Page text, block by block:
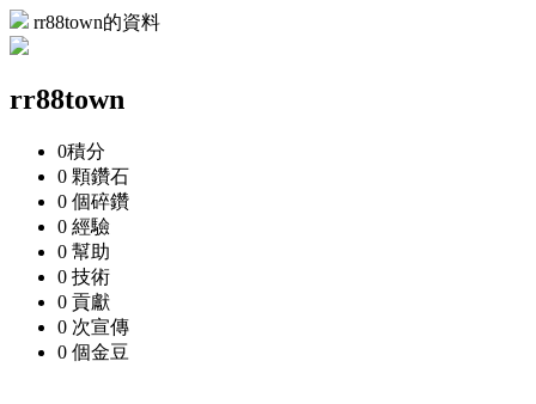
rr88town的資料
rr88town
0積分
0 顆鑽石
0 個碎鑽
0 經驗
0 幫助
0 技術
0 貢獻
0 次宣傳
0 個金豆